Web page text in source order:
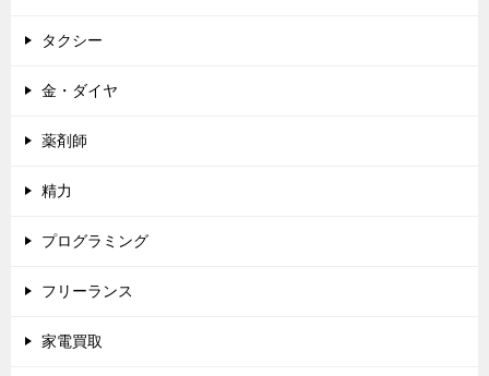
タクシー
金・ダイヤ
薬剤師
精力
プログラミング
フリーランス
家電買取